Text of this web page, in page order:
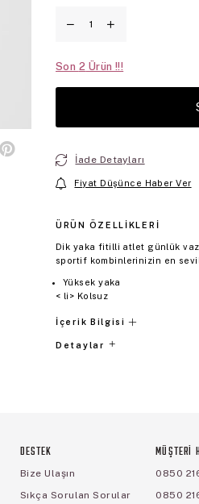
Son 2
İade Detayları
Fiyat Düşünce Haber Ver
ÜRÜN ÖZELLIKLERI
Dik yaka fitilli atlet günlük
sportif kombinlerinizin en
Yüksek yaka
< li> Kolsuz
İçerik Bilgisi
Detaylar
DESTEK
Bize Ulaşın
Sıkça Sorulan Sorular
MÜŞTERİ
0850
0850